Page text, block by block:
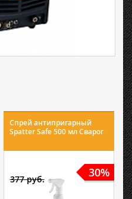
Спрей антипригарный
Spatter Safe 500 мл Сварог
30%
377 руб.